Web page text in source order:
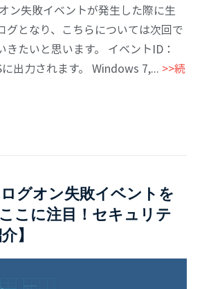
ン失敗イベントが発生した際に生
グとなり、こちらについては次回で
たいと思います。 イベントID：
出力されます。 Windows 7,... >>続
グオン失敗イベントを
こに注目！セキュリテ
】